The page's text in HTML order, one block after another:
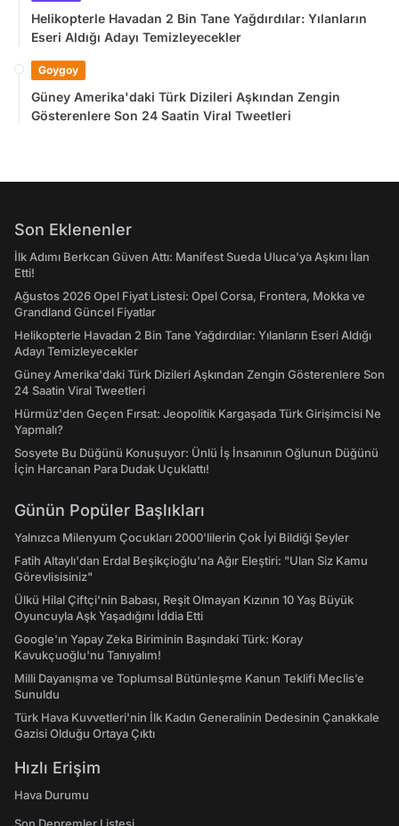
Helikopterle Havadan 2 Bin Tane Yağdırdılar: Yılanların
Eseri Aldığı Adayı Temizleyecekler
Goygoy
Güney Amerika'daki Türk Dizileri Aşkından Zengin
Gösterenlere Son 24 Saatin Viral Tweetleri
Son Eklenenler
İlk Adımı Berkcan Güven Attı: Manifest Sueda Uluca'ya Aşkını İlan
Etti!
Ağustos 2026 Opel Fiyat Listesi: Opel Corsa, Frontera, Mokka ve
Grandland Güncel Fiyatlar
Helikopterle Havadan 2 Bin Tane Yağdırdılar: Yılanların Eseri Aldığı
Adayı Temizleyecekler
Güney Amerika'daki Türk Dizileri Aşkından Zengin Gösterenlere Son
24 Saatin Viral Tweetleri
Hürmüz'den Geçen Fırsat: Jeopolitik Kargaşada Türk Girişimcisi Ne
Yapmalı?
Sosyete Bu Düğünü Konuşuyor: Ünlü İş İnsanının Oğlunun Düğünü
İçin Harcanan Para Dudak Uçuklattı!
Günün Popüler Başlıkları
Yalnızca Milenyum Çocukları 2000'lilerin Çok İyi Bildiği Şeyler
Fatih Altaylı'dan Erdal Beşikçioğlu'na Ağır Eleştiri: "Ulan Siz Kamu
Görevlisisiniz"
Ülkü Hilal Çiftçi'nin Babası, Reşit Olmayan Kızının 10 Yaş Büyük
Oyuncuyla Aşk Yaşadığını İddia Etti
Google'ın Yapay Zeka Biriminin Başındaki Türk: Koray
Kavukçuoğlu'nu Tanıyalım!
Milli Dayanışma ve Toplumsal Bütünleşme Kanun Teklifi Meclis’e
Sunuldu
Türk Hava Kuvvetleri'nin İlk Kadın Generalinin Dedesinin Çanakkale
Gazisi Olduğu Ortaya Çıktı
Hızlı Erişim
Hava Durumu